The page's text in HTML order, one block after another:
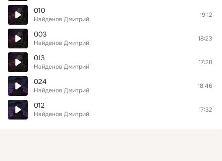
010
Найденов Дмитрий
19:12
003
Найденов Дмитрий
18:23
013
Найденов Дмитрий
17:28
024
Найденов Дмитрий
18:46
012
Найденов Дмитрий
17:32